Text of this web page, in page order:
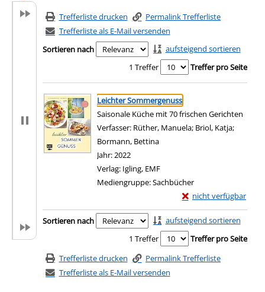
Trefferliste drucken
Permalink Trefferliste
Trefferliste als E-Mail versenden
Sortieren nach
aufsteigend sortieren
1 Treffer
Treffer pro Seite
Suchergebnis
Zu den Suchfiltern springen
Leichter Sommergenuss
Saisonale Küche mit 70 frischen Gerichten
Verfasser: Rüther, Manuela; Briol, Katja;
Bormann, Bettina
Jahr:2022
Verlag: Igling, EMF
Mediengruppe:Sachbücher
nicht verfügbar
Exemplar-Details von
Zum Download von
Zu den Suchfiltern springen
Sortieren nach
aufsteigend sortieren
1 Treffer
Treffer pro Seite
Trefferliste drucken
Permalink Trefferliste
Trefferliste als E-Mail versenden